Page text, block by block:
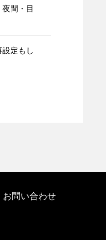
間・目
定もし
お問い合わせ